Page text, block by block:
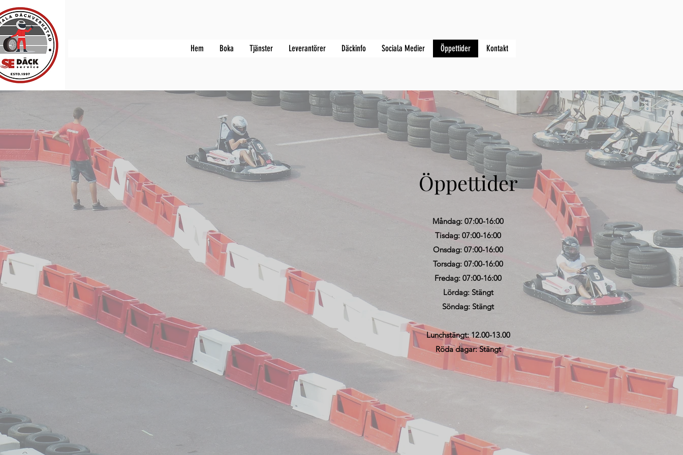
Hem Boka Tjänster Leverantörer Däckinfo Sociala Medier Öppettider Kontakt
Öppettider
Måndag: 07:00-16:00
Tisdag: 07:00-16:00
Onsdag: 07:00-16:00
Torsdag: 07:00-16:00
Fredag: 07:00-16:00
Lördag: Stängt
Söndag: Stängt
Lunchstängt: 12.00-13.00
Röda dagar: Stängt